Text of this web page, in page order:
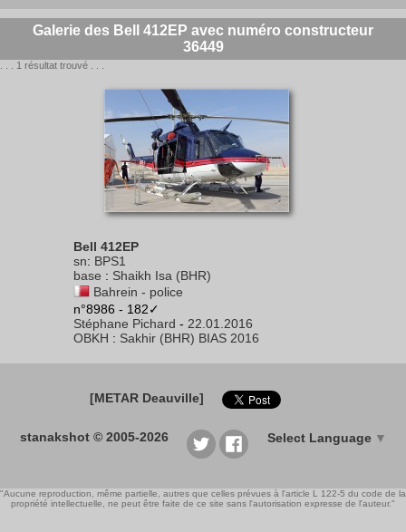
Galerie des Bell 412EP avec numéro constructeur
36449
. . . 1 résultat trouvé . . .
Bell 412EP
sn: BPS1
base : Shaikh Isa (BHR)
Bahrein - police
n°8986 - 182✓
Stéphane Pichard - 22.01.2016
OBKH : Sakhir (BHR) BIAS 2016
[METAR Deauville]
stanakshot © 2005-2026 Select Language ▼
"Aucune reproduction, même partielle, autres que celles prévues à l'article L 122-5 du code de la
propriété intellectuelle, ne peut être faite de ce site sans l'autorisation expresse de l'auteur."